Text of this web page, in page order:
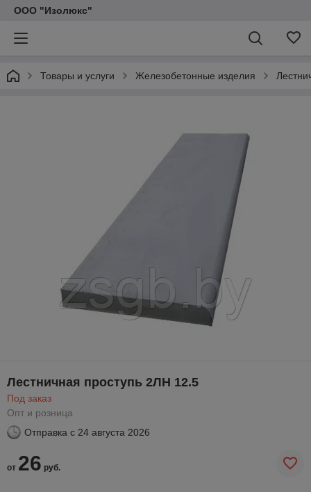
ООО "Изолюкс"
Товары и услуги Железобетонные изделия
Лестничная проступь 2ЛН 12.5
Под заказ
Опт и розница
Отправка с 24 августа 2026
от 26 руб.